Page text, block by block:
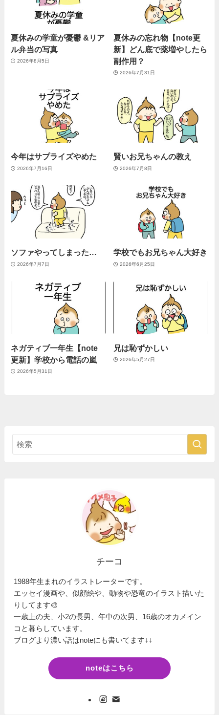
夏休みの学童が憂鬱 &リア
ル弁当の写真
2026年8月5日
夏休みの忘れ物【note更
新】どん底で薬増やしたら
副作用？
2026年7月31日
今年はサプライズやめた
2026年7月16日
賢いお兄ちゃんの教え
2026年7月8日
ソファやってしまった…
2026年7月7日
学校でもお兄ちゃん大好き
2026年6月25日
ネガティブ一年生【note
更新】学校から電話の嵐
2026年5月31日
兄は恥ずかしい
2026年5月27日
チーコ
1988年生まれのイラストレーターです。
エッセイ漫画や、似顔絵や、動物や恐竜のイラスト描いた
りしてます🎨
一歳上の夫、小2の長男、年中の次男、16歳のオカメイン
コと暮らしています。
ブログより濃い話はnoteにも書いてます↓↓
noteはこちら